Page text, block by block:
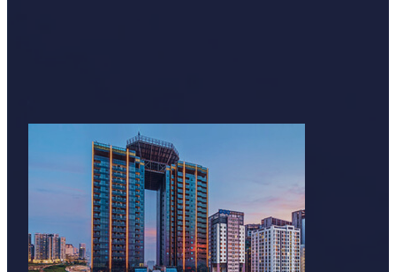
Ưu điểm văn phòng đường Đội
Phố Đội Cấn bắt đầu từ ngã tư giao cắt với đường